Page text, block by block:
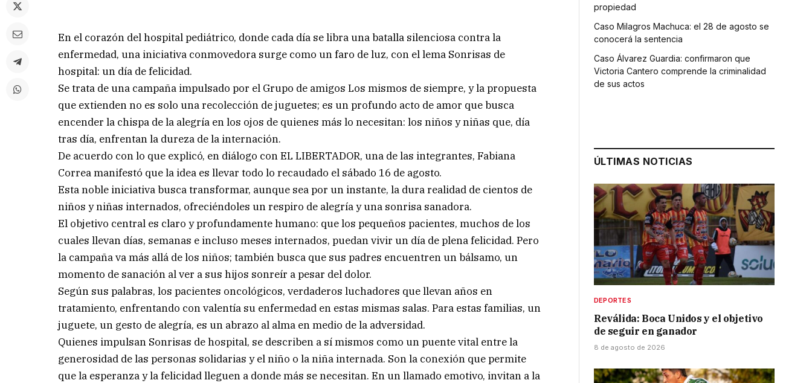
En el corazón del hospital pediátrico, donde cada día se libra una batalla silenciosa contra la
enfermedad, una iniciativa conmovedora surge como un faro de luz, con el lema Sonrisas de
hospital: un día de felicidad.
Se trata de una campaña impulsado por el Grupo de amigos Los mismos de siempre, y la propuesta
que extienden no es solo una recolección de juguetes; es un profundo acto de amor que busca
encender la chispa de la alegría en los ojos de quienes más lo necesitan: los niños y niñas que, día
tras día, enfrentan la dureza de la internación.
De acuerdo con lo que explicó, en diálogo con EL LIBERTADOR, una de las integrantes, Fabiana
Correa manifestó que la idea es llevar todo lo recaudado el sábado 16 de agosto.
Esta noble iniciativa busca transformar, aunque sea por un instante, la dura realidad de cientos de
niños y niñas internados, ofreciéndoles un respiro de alegría y una sonrisa sanadora.
El objetivo central es claro y profundamente humano: que los pequeños pacientes, muchos de los
cuales llevan días, semanas e incluso meses internados, puedan vivir un día de plena felicidad. Pero
la campaña va más allá de los niños; también busca que sus padres encuentren un bálsamo, un
momento de sanación al ver a sus hijos sonreír a pesar del dolor.
Según sus palabras, los pacientes oncológicos, verdaderos luchadores que llevan años en
tratamiento, enfrentando con valentía su enfermedad en estas mismas salas. Para estas familias, un
juguete, un gesto de alegría, es un abrazo al alma en medio de la adversidad.
Quienes impulsan Sonrisas de hospital, se describen a sí mismos como un puente vital entre la
generosidad de las personas solidarias y el niño o la niña internada. Son la conexión que permite
que la esperanza y la felicidad lleguen a donde más se necesitan. En un llamado emotivo, invitan a la
propiedad
Caso Milagros Machuca: el 28 de agosto se
conocerá la sentencia
Caso Álvarez Guardia: confirmaron que
Victoria Cantero comprende la criminalidad
de sus actos
ÚLTIMAS NOTICIAS
DEPORTES
Reválida: Boca Unidos y el objetivo
de seguir en ganador
8 de agosto de 2026